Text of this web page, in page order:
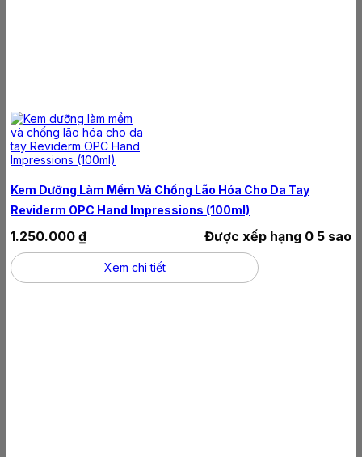
Kem Dưỡng Làm Mềm Và Chống Lão Hóa Cho Da Tay
Reviderm OPC Hand Impressions (100ml)
Được xếp hạng 0 5 sao
1.250.000 ₫
Xem chi tiết